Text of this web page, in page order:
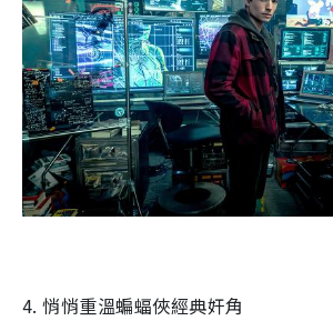
4. 悄悄重溫蝙蝠俠經典奸角